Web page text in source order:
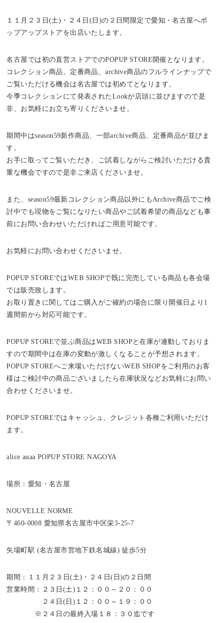
１１月２３日(土)・２４日(日)の２日間限定で愛知・名古屋へポ
ップアップストアを出店いたします。
名古屋では初の直営ストアでのPOPUP STORE開催となります。
コレクション商品、定番商品、archive商品のフルラインナップで
ご覧いただける機会は名古屋では初めてとなります。
今季コレクションにて発表されたLookが店頭に並びますので是
非、お気軽にお立ち寄りくださいませ。
期間中はseason59新作商品、一部archive商品、定番商品が並びま
す。
お手に取ってご覧いただき、ご試着しながらご検討いただける貴
重な機会ですので是非ご来店くださいませ。
また、season59最新コレクション商品以外にもArchive商品でご検
討中でも現物をご覧になりたい商品やご試着希望の商品なども事
前にお問い合わせいただければご用意可能です。
お気軽にお問い合わせくださいませ。
POPUP STOREではWEB SHOPで既に完売している商品も各会場
では販売致します。
お取り置きに関してはご購入がご確約の場合に限り開催日より1
週間前から対応可能です。
POPUP STOREで並ぶ商品はWEB SHOPと在庫が連動しておりま
すので期間中は在庫の変動が激しくなることが予想されます。
POPUP STOREへご来場いただけないWEB SHOPをご利用のお客
様はご検討中の商品ございましたら在庫状況などお気軽にお問い
合わせくださいませ。
POPUP STOREではキャッシュ、クレジット各種ご利用いただけ
ます。
alice auaa POPUP STORE NAGOYA
場所：愛知・名古屋
NOUVELLE NORME
〒460-0008 愛知県名古屋市中区栄3-25-7
矢場町駅 (名古屋市営地下鉄名城線) 徒歩5分
期間：１１月２３日(土)・２４日(日)の２日間
営業時間：２３日(土)１２：００～２０：００
２４日(日)１２：００～１９：００
※２４日の最終入場１８：３０迄です